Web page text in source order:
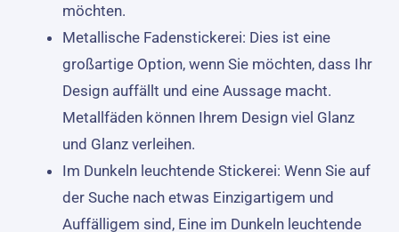
möchten.
Metallische Fadenstickerei: Dies ist eine
großartige Option, wenn Sie möchten, dass Ihr
Design auffällt und eine Aussage macht.
Metallfäden können Ihrem Design viel Glanz
und Glanz verleihen.
Im Dunkeln leuchtende Stickerei: Wenn Sie auf
der Suche nach etwas Einzigartigem und
Auffälligem sind, Eine im Dunkeln leuchtende